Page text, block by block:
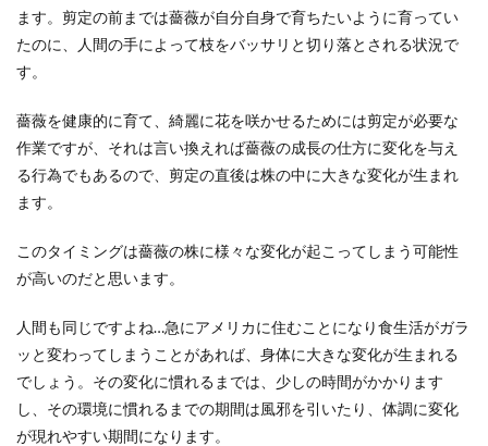
ます。剪定の前までは薔薇が自分自身で育ちたいように育ってい
たのに、人間の手によって枝をバッサリと切り落とされる状況で
す。
薔薇を健康的に育て、綺麗に花を咲かせるためには剪定が必要な
作業ですが、それは言い換えれば薔薇の成長の仕方に変化を与え
る行為でもあるので、剪定の直後は株の中に大きな変化が生まれ
ます。
このタイミングは薔薇の株に様々な変化が起こってしまう可能性
が高いのだと思います。
人間も同じですよね…急にアメリカに住むことになり食生活がガラ
ッと変わってしまうことがあれば、身体に大きな変化が生まれる
でしょう。その変化に慣れるまでは、少しの時間がかかります
し、その環境に慣れるまでの期間は風邪を引いたり、体調に変化
が現れやすい期間になります。